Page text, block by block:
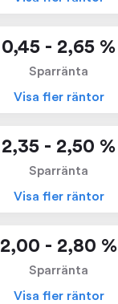
0,45 - 2,65 %
Sparränta
Visa fler räntor
2,35 - 2,50 %
Sparränta
Visa fler räntor
2,00 - 2,80 %
Sparränta
Visa fler räntor